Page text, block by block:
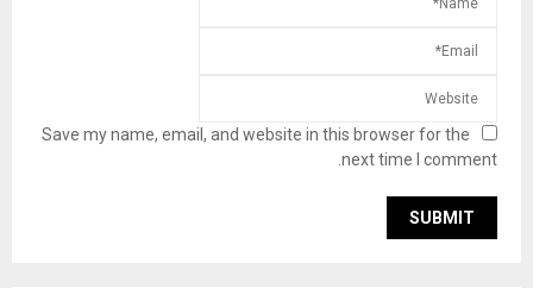
Save my name, email, and website in this browser for the
next time I comment.